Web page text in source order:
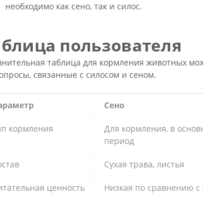
необходимо как сено, так и силос.
пользователя
таблица для кормления животных
связанные с силосом и сеном.
Сено
кормления
Для кормления, в
период
Сухая трава, листья
ценность Низкая по сравнению с